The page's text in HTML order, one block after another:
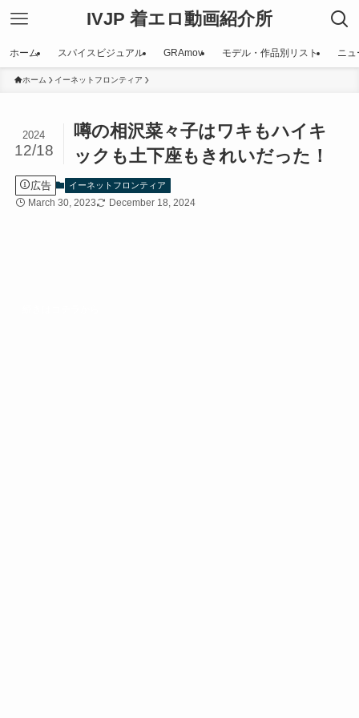
IVJP 着エロ動画紹介所
ホーム スパイスビジュアル GRAmov モデル・作品別リスト ニュ
ホーム イーネットフロンティア
噂の相沢菜々子はワキもハイキ
ックも土下座もきれいだった！
2024
12/18
広告 イーネットフロンティア
March 30, 2023 December 18, 2024